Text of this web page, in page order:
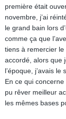
première était
novembre, j’ai
le grand bain lors
comme ça que
tiens à remercier le
accordé, alors que
l’époque, j’avais
En ce qui
pu rêver meilleur
les mêmes bases